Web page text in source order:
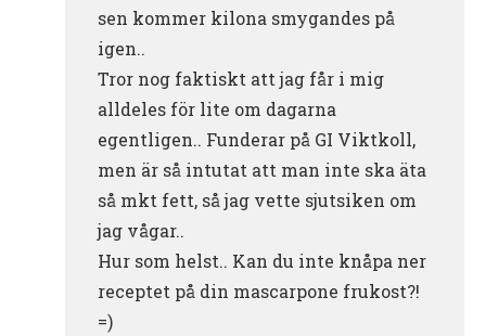
sen kommer kilona smygandes på
igen..
Tror nog faktiskt att jag får i mig
alldeles för lite om dagarna
egentligen.. Funderar på GI Viktkoll,
men är så intutat att man inte ska äta
så mkt fett, så jag vette sjutsiken om
jag vågar..
Hur som helst.. Kan du inte knåpa ner
receptet på din mascarpone frukost?!
=)